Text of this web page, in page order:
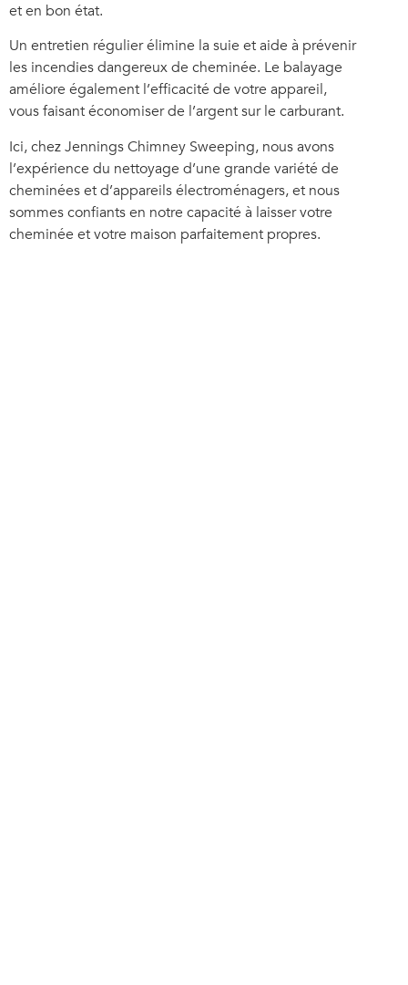
et en bon état.
Un entretien régulier élimine la suie et aide à prévenir
les incendies dangereux de cheminée. Le balayage
améliore également l’efficacité de votre appareil,
vous faisant économiser de l’argent sur le carburant.
Ici, chez Jennings Chimney Sweeping, nous avons
l’expérience du nettoyage d’une grande variété de
cheminées et d’appareils électroménagers, et nous
sommes confiants en notre capacité à laisser votre
cheminée et votre maison parfaitement propres.